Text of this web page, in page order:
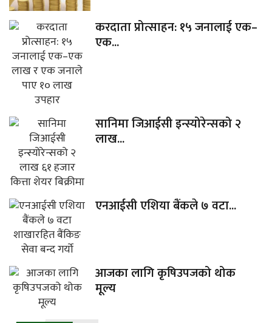
करदाता प्रोत्साहन: १५ जनालाई एक–
एक...
सानिमा जिआईसी इन्स्योरेन्सको २
लाख...
एनआईसी एशिया बैंकले ७ वटा...
आजका लागि कृषिउपजको थोक
मूल्य